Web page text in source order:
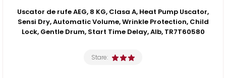
Uscator de rufe AEG, 8 KG, Clasa A, Heat Pump Uscator,
Sensi Dry, Automatic Volume, Wrinkle Protection, Child
Lock, Gentle Drum, Start Time Delay, Alb, TR7T60580
Stare: